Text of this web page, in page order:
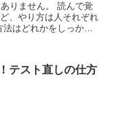
ん。 読んで覚
テスト直しの仕方